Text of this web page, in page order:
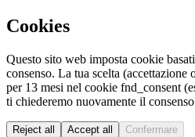
Cookies
Questo sito web imposta cookie
consenso. La tua scelta
per 13 mesi nel cookie fnd_consent
ti chiederemo nuovamente il
Reject all Accept all Confermare